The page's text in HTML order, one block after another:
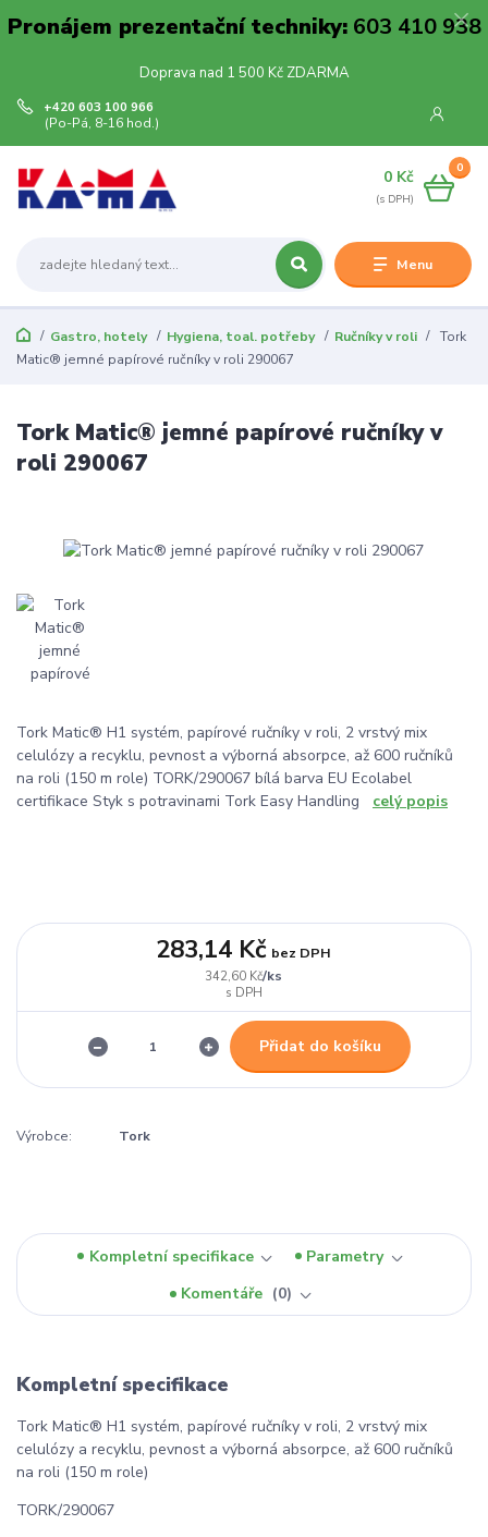
Pronájem prezentační techniky:603 410 938
Doprava nad 1 500 Kč ZDARMA
Menu
+420 603 100 966
(Po-Pá, 8-16 hod.)
0
0 Kč
Gastro, hotely Hygiena, toal. potřeby Ručníky v roli
Tork
Matic® jemné papírové ručníky v roli 290067
Tork Matic® jemné papírové ručníky v
roli 290067
Tork Matic® H1 systém, papírové ručníky v roli, 2 vrstvý mix
celulózy a recyklu, pevnost a výborná absorpce, až 600 ručníků
na roli (150 m role) TORK/290067 bílá barva EU Ecolabel
certifikace Styk s potravinami Tork Easy Handling celý popis
342,60 Kč/ks
283,14 Kč bez DPH
Přidat do košíku
Výrobce: Tork
Kompletní specifikace
Parametry
Komentáře
0
Kompletní specifikace
Tork Matic® H1 systém, papírové ručníky v roli, 2 vrstvý mix
celulózy a recyklu, pevnost a výborná absorpce, až 600 ručníků
na roli (150 m role)
TORK/290067